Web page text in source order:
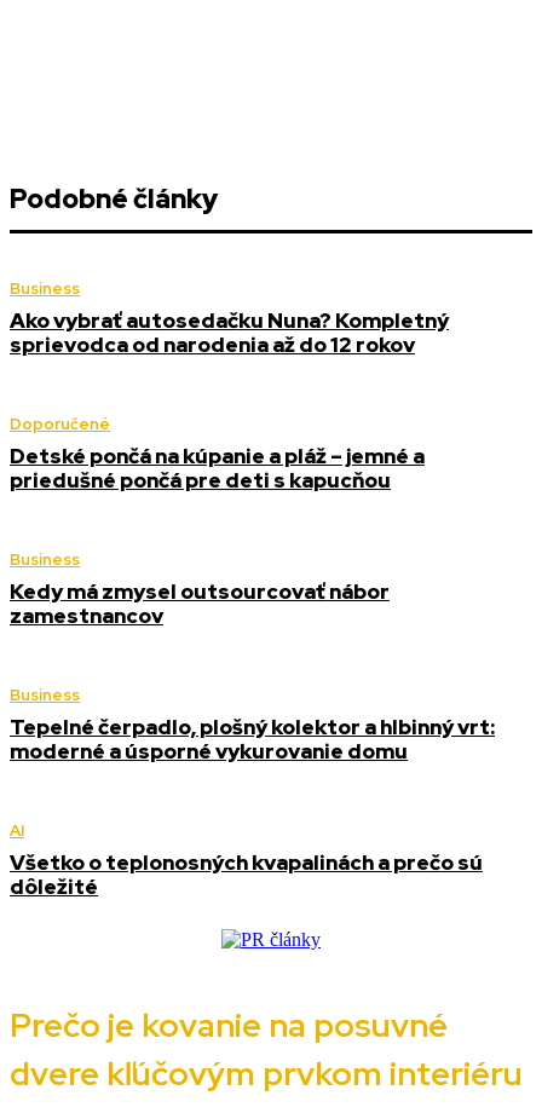
Podobné články
Business
Ako vybrať autosedačku Nuna? Kompletný
sprievodca od narodenia až do 12 rokov
Doporučené
Detské pončá na kúpanie a pláž – jemné a
priedušné pončá pre deti s kapucňou
Business
Kedy má zmysel outsourcovať nábor
zamestnancov
Business
Tepelné čerpadlo, plošný kolektor a hlbinný vrt:
moderné a úsporné vykurovanie domu
AI
Všetko o teplonosných kvapalinách a prečo sú
dôležité
Prečo je kovanie na posuvné
dvere kľúčovým prvkom interiéru